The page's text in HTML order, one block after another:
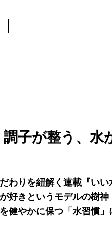
調子が整う、水
わりを紐解く連載『いい
好きというモデルの樹神
健やかに保つ「水習慣」